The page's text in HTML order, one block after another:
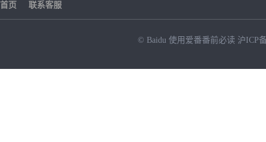
首页 联系客服
© Baidu 使用爱番番前必读 沪ICP